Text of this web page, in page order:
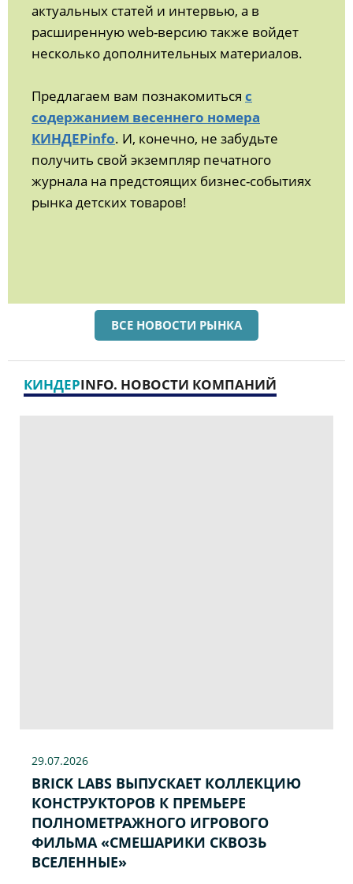
актуальных статей и интервью, а в
расширенную web-версию также войдет
несколько дополнительных материалов.
Предлагаем вам познакомиться с
содержанием весеннего номера
КИНДЕРinfo. И, конечно, не забудьте
получить свой экземпляр печатного
журнала на предстоящих бизнес-событиях
рынка детских товаров!
ВСЕ НОВОСТИ РЫНКА
КИНДЕРINFO. НОВОСТИ КОМПАНИЙ
29.07.2026
BRICK LABS ВЫПУСКАЕТ КОЛЛЕКЦИЮ
КОНСТРУКТОРОВ К ПРЕМЬЕРЕ
ПОЛНОМЕТРАЖНОГО ИГРОВОГО
ФИЛЬМА «CМЕШАРИКИ СКВОЗЬ
ВСЕЛЕННЫЕ»